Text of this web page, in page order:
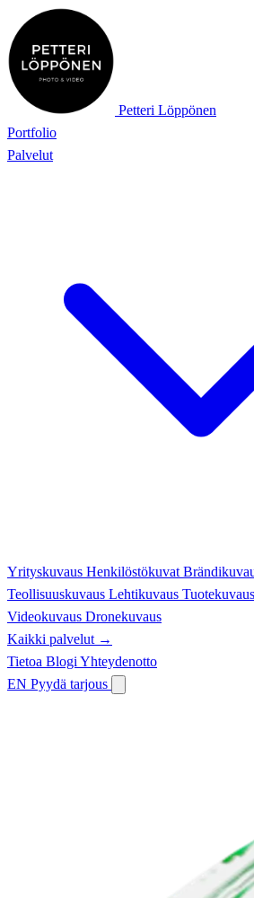
Petteri Löppönen
Portfolio
Palvelut
Yrityskuvaus Henkilöstökuvat
Teollisuuskuvaus Lehtikuvaus Tuotekuvaus
Videokuvaus Dronekuvaus
Kaikki palvelut →
Tietoa Blogi Yhteydenotto
EN Pyydä tarjous